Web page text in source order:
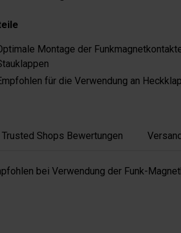
Montage der
für die Verwendung an
Trusted Shops Bewertungen
bei Verwendung der Funk-